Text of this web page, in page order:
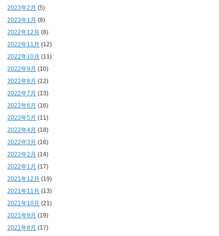
2023年2月 (5)
2023年1月 (8)
2022年12月 (8)
2022年11月 (12)
2022年10月 (11)
2022年9月 (10)
2022年8月 (12)
2022年7月 (13)
2022年6月 (16)
2022年5月 (11)
2022年4月 (18)
2022年3月 (16)
2022年2月 (14)
2022年1月 (17)
2021年12月 (19)
2021年11月 (13)
2021年10月 (21)
2021年9月 (19)
2021年8月 (17)